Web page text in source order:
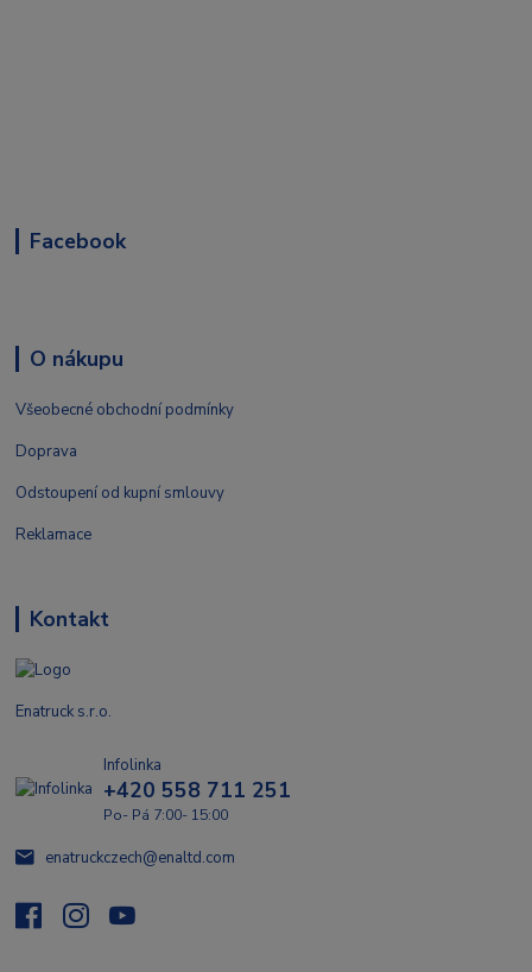
Facebook
O nákupu
Všeobecné obchodní podmínky
Doprava
Odstoupení od kupní smlouvy
Reklamace
Kontakt
Enatruck s.r.o.
Infolinka
+420 558 711 251
Po- Pá 7:00- 15:00
enatruckczech@enaltd.com